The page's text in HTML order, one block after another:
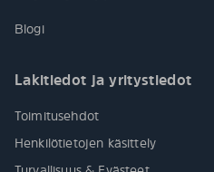
Blogi
Lakitiedot ja yritystiedot
Toimitusehdot
Henkilötietojen käsittely